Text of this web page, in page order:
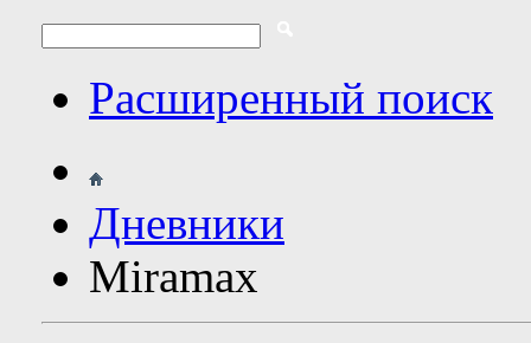
Расширенный поиск
Дневники
Miramax